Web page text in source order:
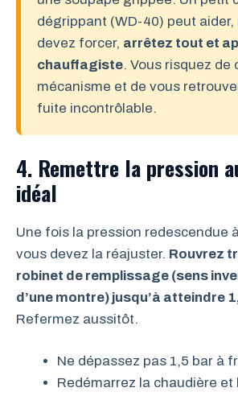
dégrippant (WD-40) peut aider,
devez forcer, arrêtez tout et
chauffagiste. Vous risquez de
mécanisme et de vous
fuite incontrôlable.
4. Remettre la pression
idéal
Une fois la pression redescendue
vous devez la réajuster. Rouvrez
robinet de remplissage (sens
d’une montre) jusqu’à atteindre
Refermez aussitôt.
Ne dépassez pas 1,5 bar à
Redémarrez la chaudière et